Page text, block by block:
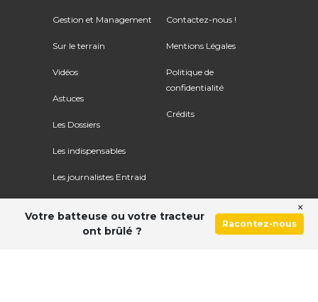
Gestion et Management
Sur le terrain
Vidéos
Astuces
Les Dossiers
Les indispensables
Les journalistes Entraid
Contactez-nous !
Mentions Légales
Politique de
confidentialité
Crédits
Votre batteuse ou votre tracteur
ont brûlé ?
Racontez-nous
×